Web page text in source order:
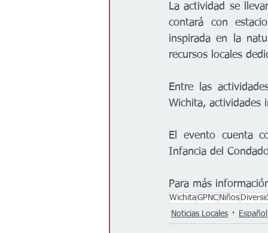
La actividad se
contará con
inspirada en la
recursos locales
Entre las
Wichita, actividades
El evento cuenta
Infancia del
Para más
WichitaGPNC Niños
Noticias Locales
Español